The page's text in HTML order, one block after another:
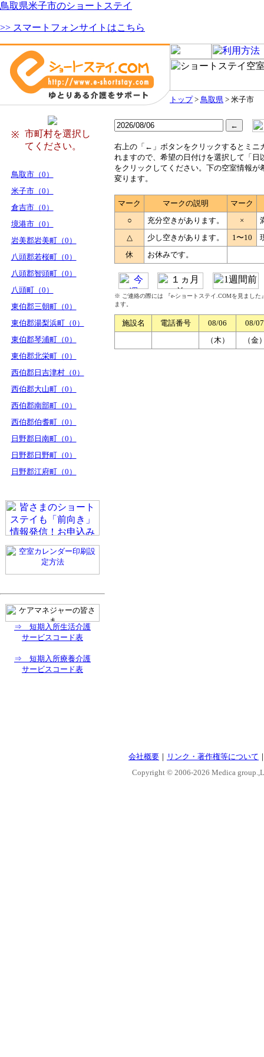
鳥取県米子市のショートステイ
>> スマートフォンサイトはこちら
トップ> 鳥取県 > 米子市
※
市町村を選択し
てください。
鳥取市（0）
米子市（0）
倉吉市（0）
境港市（0）
岩美郡岩美町（0）
八頭郡若桜町（0）
八頭郡智頭町（0）
八頭町（0）
東伯郡三朝町（0）
東伯郡湯梨浜町（0）
東伯郡琴浦町（0）
東伯郡北栄町（0）
西伯郡日吉津村（0）
西伯郡大山町（0）
西伯郡南部町（0）
西伯郡伯耆町（0）
日野郡日南町（0）
日野郡日野町（0）
日野郡江府町（0）
⇒ 短期入所生活介護
サービスコード表
⇒ 短期入所療養介護
サービスコード表
右上の「←」ボタンをクリックするとミニ
れますので、希望の日付けを選択して「日
をクリックしてください。下の空室情報が
変ります。
マーク マークの説明
マーク
○
充分空きがあります。 ×
△
少し空きがあります。 1〜10
休
お休みです。
※ ご連絡の際には 『e-ショートステイ.COMを見まし
ます。
施設名 電話番号 08/06
08/07
（木）
（金
会社概要 ｜ リンク・著作権等について
Copyright © 2006-2026 Medica